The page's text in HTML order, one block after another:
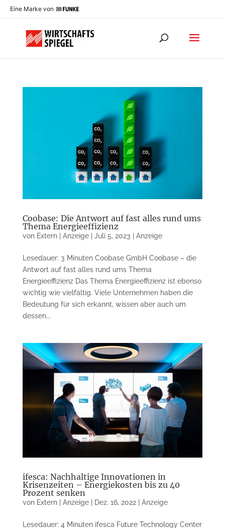
Eine Marke von
Coobase: Die Antwort auf fast alles rund ums
Thema Energieeffizienz
von Extern | Anzeige| Juli 5, 2023 | Anzeige
Lesedauer: 3 Minuten Coobase GmbH Coobase – die
Antwort auf fast alles rund ums Thema
Energieeffizienz Das Thema Energieeffizienz ist eben­so
wichtig wie vielfältig. Viele Un­ter­nehmen haben die
Bedeutung für sich erkannt, wissen aber auch um
dessen...
ifesca: Nachhaltige Innovationen in
Krisenzeiten – Energiekosten bis zu 40
Prozent senken
von Extern | Anzeige| Dez. 16, 2022| Anzeige
Lesedauer: 4 Minuten ifesca Future Technology Center